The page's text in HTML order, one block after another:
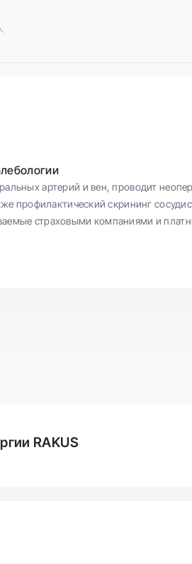
артерий и вен, проводит
профилактический скрининг
страховыми компаниями и
RAKUS